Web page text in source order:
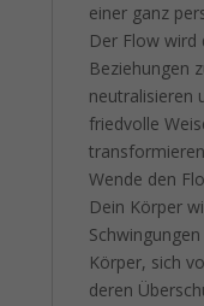
einer ganz
Der Flow wird
Beziehungen
neutralisieren
friedvolle
Wende den
Dein Körper
Körper, sich
deren